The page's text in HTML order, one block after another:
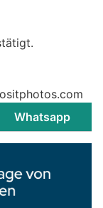
Whatsapp